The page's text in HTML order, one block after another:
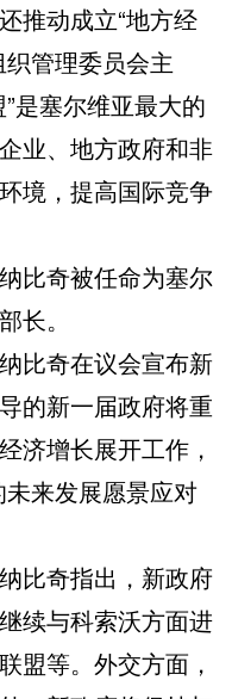
推动成立“地方经
管理委员会主
是塞尔维亚最大的
业、地方政府和非
境，提高国际竞争
奇被任命为塞尔
长。
奇在议会宣布新
的新一届政府将重
济增长展开工作，
来发展愿景应对
奇指出，新政府
续与科索沃方面进
盟等。外交方面，